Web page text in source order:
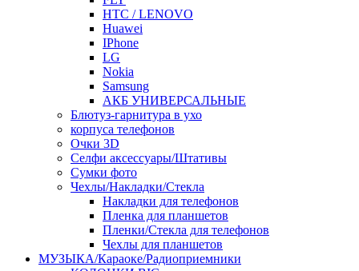
HTC / LENOVO
Huawei
IPhone
LG
Nokia
Samsung
АКБ УНИВЕРСАЛЬНЫЕ
Блютуз-гарнитура в ухо
корпуса телефонов
Очки 3D
Селфи аксессуары/Штативы
Сумки фото
Чехлы/Накладки/Стекла
Накладки для телефонов
Пленка для планшетов
Пленки/Стекла для телефонов
Чехлы для планшетов
МУЗЫКА/Караоке/Радиоприемники